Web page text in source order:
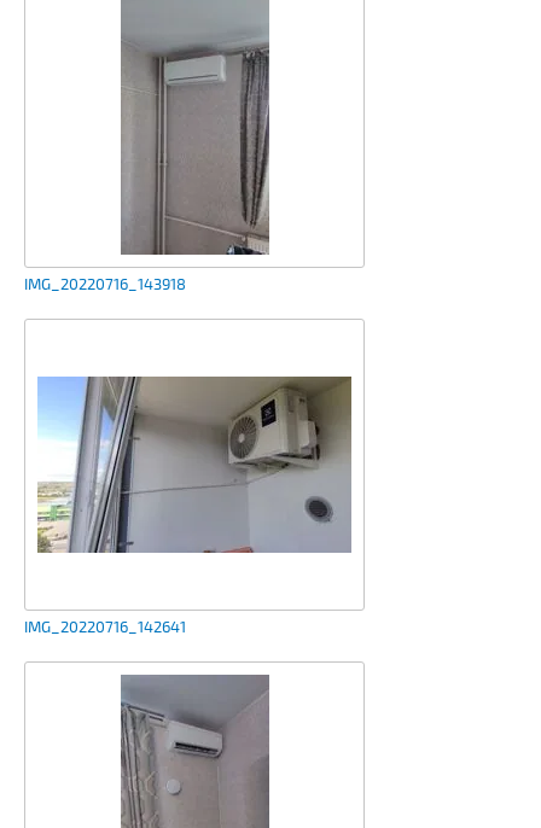
IMG_20220716_143918
IMG_20220716_142641